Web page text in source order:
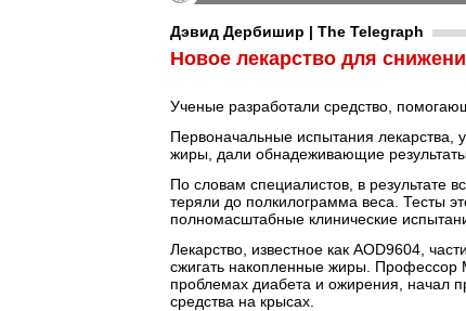
Дэвид Дербишир | The Telegraph
Новое лекарство для
Ученые разработали средство,
Первоначальные испытания лекарства,
жиры, дали обнадеживающие
По словам специалистов, в результате
теряли до полкилограмма веса. Тесты
полномасштабные клинические
Лекарство, известное как AOD9604,
сжигать накопленные жиры. Профессор
проблемах диабета и ожирения, начал
средства на крысах.